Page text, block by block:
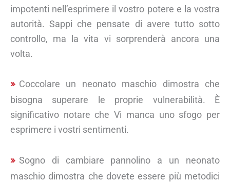
impotenti nell’esprimere il vostro potere e la vostra
autorità. Sappi che pensate di avere tutto sotto
controllo, ma la vita vi sorprenderà ancora una
volta.
Coccolare un neonato maschio dimostra che
bisogna superare le proprie vulnerabilità. È
significativo notare che Vi manca uno sfogo per
esprimere i vostri sentimenti.
Sogno di cambiare pannolino a un neonato
maschio dimostra che dovete essere più metodici